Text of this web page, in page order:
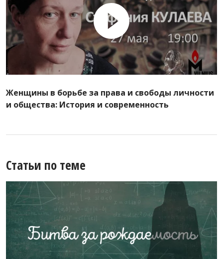
Женщины в борьбе за права и свободы личности
и общества: История и современность
Статьи по теме